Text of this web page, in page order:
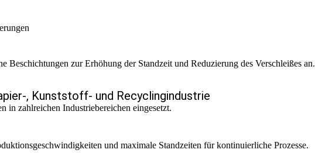
Beschichtungen zur Erhöhung der Standzeit und Reduzierung des Verschleißes an.
, Kunststoff- und Recyclingindustrie
in zahlreichen Industriebereichen eingesetzt.
und maximale Standzeiten für kontinuierliche Prozesse.